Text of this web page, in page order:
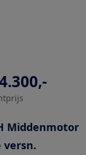
Middenmotor
versn.